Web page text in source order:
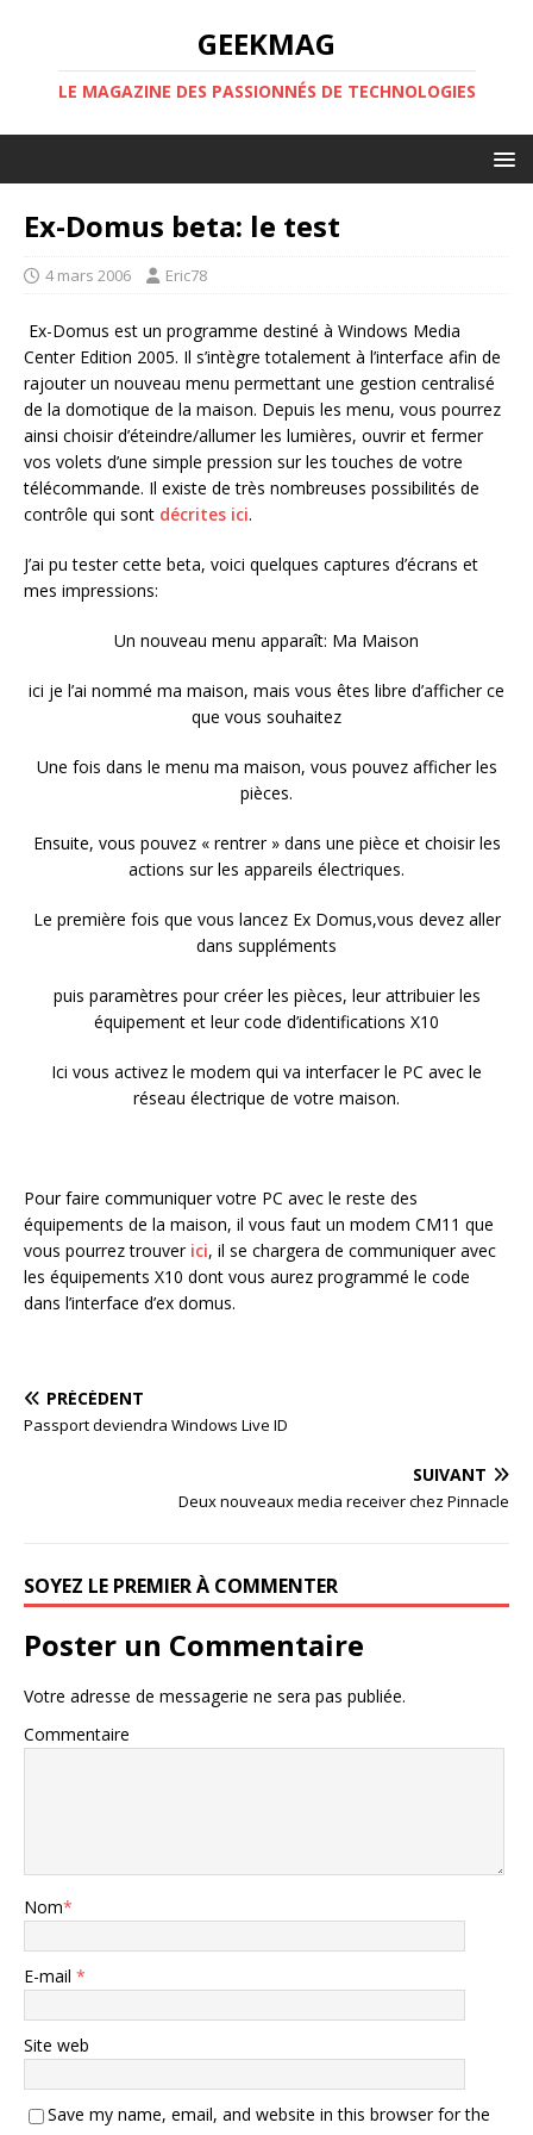
GEEKMAG
LE MAGAZINE DES PASSIONNÉS DE TECHNOLOGIES
Ex-Domus beta: le test
4 mars 2006 Eric78
Ex-Domus est un programme destiné à Windows Media
Center Edition 2005. Il s’intègre totalement à l’interface afin de
rajouter un nouveau menu permettant une gestion centralisé
de la domotique de la maison. Depuis les menu, vous pourrez
ainsi choisir d’éteindre/allumer les lumières, ouvrir et fermer
vos volets d’une simple pression sur les touches de votre
télécommande. Il existe de très nombreuses possibilités de
contrôle qui sont décrites ici.
J’ai pu tester cette beta, voici quelques captures d’écrans et
mes impressions:
Un nouveau menu apparaît: Ma Maison
ici je l’ai nommé ma maison, mais vous êtes libre d’afficher ce
que vous souhaitez
Une fois dans le menu ma maison, vous pouvez afficher les
pièces.
Ensuite, vous pouvez « rentrer » dans une pièce et choisir les
actions sur les appareils électriques.
Le première fois que vous lancez Ex Domus,vous devez aller
dans suppléments
puis paramètres pour créer les pièces, leur attribuier les
équipement et leur code d’identifications X10
Ici vous activez le modem qui va interfacer le PC avec le
réseau électrique de votre maison.
Pour faire communiquer votre PC avec le reste des
équipements de la maison, il vous faut un modem CM11 que
vous pourrez trouver ici, il se chargera de communiquer avec
les équipements X10 dont vous aurez programmé le code
dans l’interface d’ex domus.
PRÉCÉDENT
Passport deviendra Windows Live ID
SUIVANT
Deux nouveaux media receiver chez Pinnacle
SOYEZ LE PREMIER À COMMENTER
Poster un Commentaire
Votre adresse de messagerie ne sera pas publiée.
Commentaire
Nom*
E-mail *
Site web
Save my name, email, and website in this browser for the